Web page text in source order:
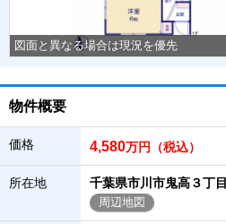
図面と異なる場合は現況を優先
物件概要
価格 4,580万円（税込）
所在地 千葉県市川市鬼高３丁目
周辺地図